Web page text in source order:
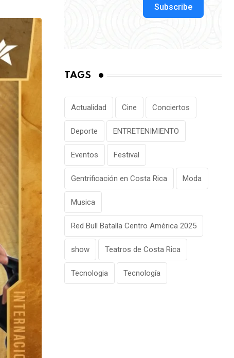
Email
Subscribe
TAGS
Actualidad Cine Conciertos
Deporte ENTRETENIMIENTO
Eventos Festival
Gentrificación en Costa Rica Moda
Musica
Red Bull Batalla Centro América 2025
show Teatros de Costa Rica
Tecnologia Tecnología